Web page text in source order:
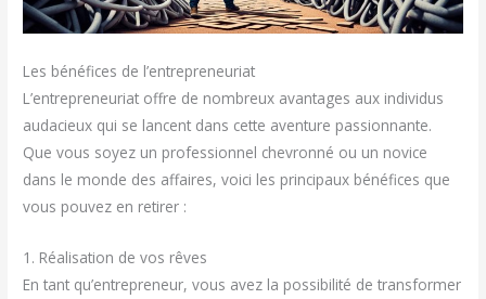
Les bénéfices de l’entrepreneuriat
L’entrepreneuriat offre de nombreux avantages aux individus
audacieux qui se lancent dans cette aventure passionnante.
Que vous soyez un professionnel chevronné ou un novice
dans le monde des affaires, voici les principaux bénéfices que
vous pouvez en retirer :
1. Réalisation de vos rêves
En tant qu’entrepreneur, vous avez la possibilité de transformer